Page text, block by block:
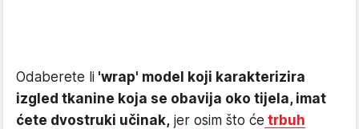
Odaberete li 'wrap' model koji karakterizira
izgled tkanine koja se obavija oko tijela, imat
ćete dvostruki učinak, jer osim što će trbuh